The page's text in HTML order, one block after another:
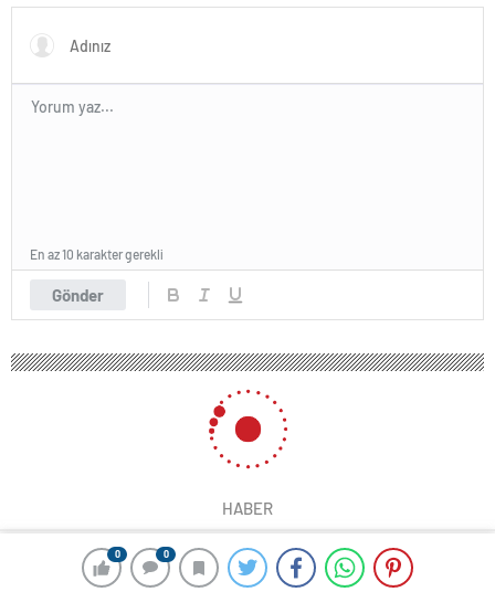
0 0
Gönder
En az 10 karakter gerekli
HABER